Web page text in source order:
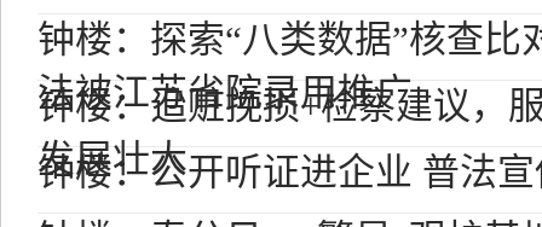
钟楼：探索“八类数据”核查比
法被江苏省院录用推广
钟楼：追赃挽损+检察建议，
发展壮大
钟楼：公开听证进企业 普法